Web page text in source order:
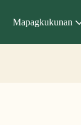
Mapagkukunan